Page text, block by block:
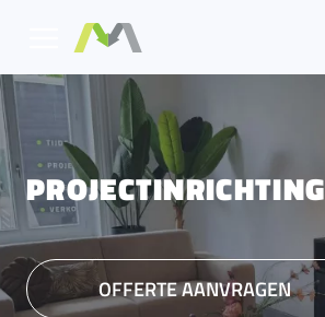
PROJECTINRICHTING
OFFERTE AANVRAGEN